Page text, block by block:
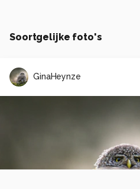
Soortgelijke foto's
GinaHeynze